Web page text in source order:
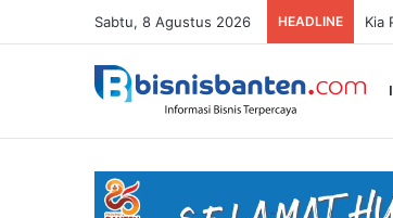
Sabtu, 8 Agustus 2026 HEADLINE